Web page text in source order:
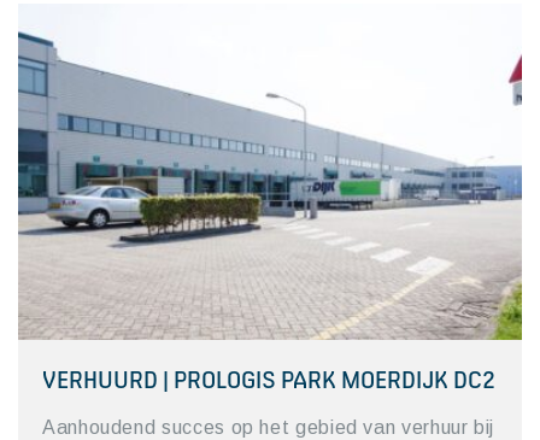
VERHUURD | PROLOGIS PARK MOERDIJK DC2
Aanhoudend succes op het gebied van verhuur bij